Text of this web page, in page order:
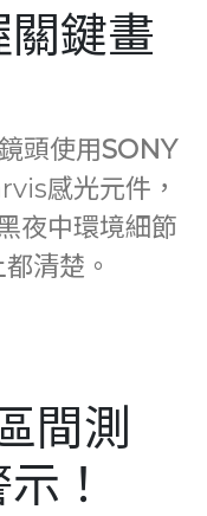
鍵畫
頭使用SONY
感光元件，
夜中環境細節
清楚。
間測
！